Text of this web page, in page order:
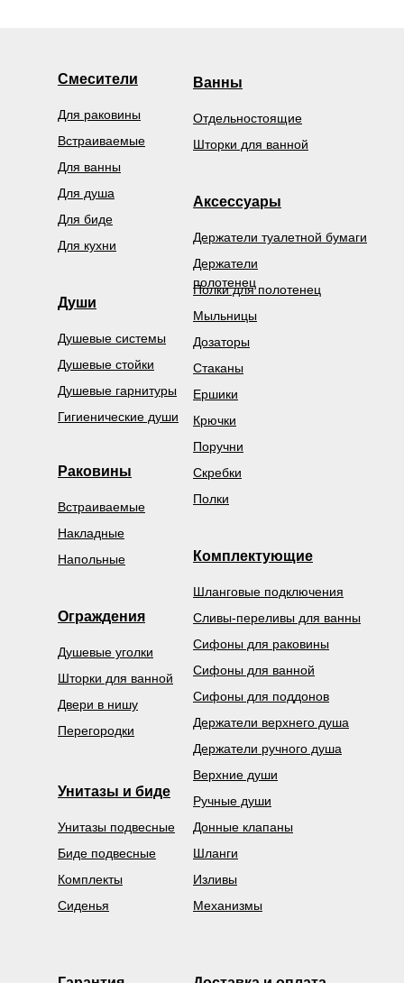
Смесители
Души
Душевые гарнитуры
Душевые системы
Гигиенические души
Поручни
Скребки
Дозаторы
Полки
Стаканы
Ершики
Верхние души
Ручные души
Крючки
Держатели
полотенец
Мыльницы
Держатели туалетной бумаги
Полки для полотенец
Сифоны для поддонов
Держатели верхнего душа
Держатели ручного душа
Механизмы
Донные клапаны
Шланги
Изливы
Сливы-переливы для ванны
Сифоны для ванной
Шланговые подключения
Сифоны для раковины
Унитазы и биде
Унитазы подвесные
Биде подвесные
Комплекты
Раковины
Встраиваемые
Накладные
Напольные
Встраиваемые
Для биде
Для ванны
Для душа
Для раковины
Для кухни
Ванны
Отдельностоящие
Шторки для ванной
Ограждения
Душевые уголки
Шторки для ванной
Двери в нишу
Перегородки
Аксессуары
Комплектующие
Душевые стойки
Сиденья